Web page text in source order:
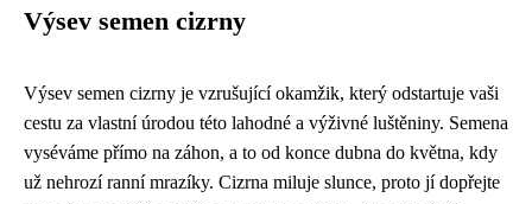
Výsev semen cizrny
Výsev semen cizrny je vzrušující okamžik, který odstartuje vaši
cestu za vlastní úrodou této lahodné a výživné luštěniny. Semena
vyséváme přímo na záhon, a to od konce dubna do května, kdy
už nehrozí ranní mrazíky. Cizrna miluje slunce, proto jí dopřejte